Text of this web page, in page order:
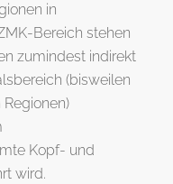
in
Bereich stehen
zumindest indirekt
(bisweilen
Kopf- und
wird.